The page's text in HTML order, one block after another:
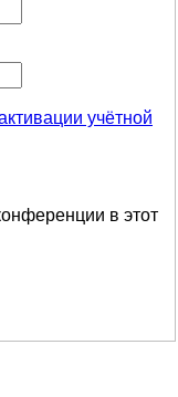
учётной
в этот